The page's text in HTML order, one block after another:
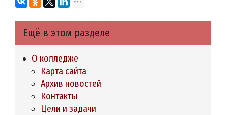
Ещё в этом разделе
О колледже
Карта сайта
Архив новостей
Контакты
Цели и задачи